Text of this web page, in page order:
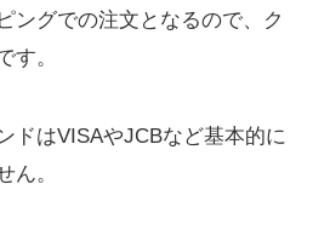
ングでの注文となるので、ク
す。
ドはVISAやJCBなど基本的に
ん。